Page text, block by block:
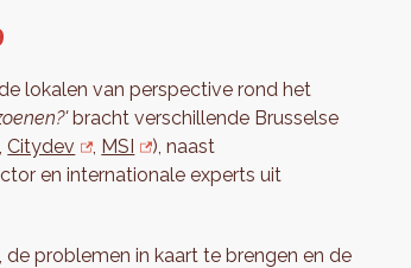
lokalen van perspective rond het
bracht verschillende Brusselse
Citydev , MSI
), naast
en internationale experts uit
problemen in kaart te brengen en de